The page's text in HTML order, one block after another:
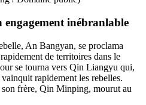
inébranlable
An Bangyan, se proclama
rapidement de territoires dans le
se tourna vers Qin Liangyu qui,
rapidement les rebelles.
frère, Qin Minping, mourut au